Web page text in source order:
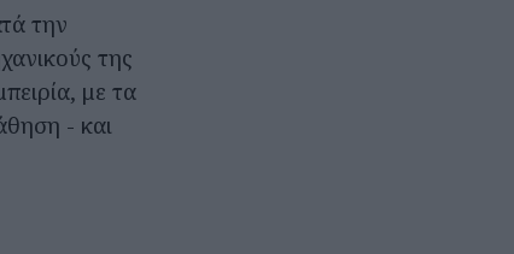
την
της
με τα
- και